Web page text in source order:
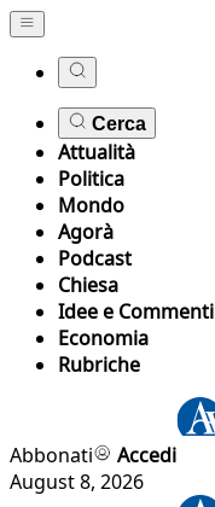
Cerca
Attualità
Politica
Mondo
Agorà
Podcast
Chiesa
Idee e Commenti
Economia
Rubriche
Abbonati
Accedi
August 8, 2026